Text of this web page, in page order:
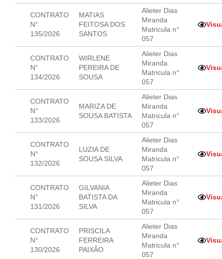
CONTRATO
N°
135/2026
MATIAS
FEITOSA DOS
SANTOS
Alieter Dias
Miranda
Matricula n°
057
CONTRATO
N°
134/2026
WIRLENE
PEREIRA DE
SOUSA
Alieter Dias
Miranda
Matricula n°
057
CONTRATO
N°
133/2026
MARIZA DE
SOUSA BATISTA
Alieter Dias
Miranda
Matricula n°
057
CONTRATO
N°
132/2026
LUZIA DE
SOUSA SILVA
Alieter Dias
Miranda
Matricula n°
057
CONTRATO
N°
131/2026
GILVANIA
BATISTA DA
SILVA
Alieter Dias
Miranda
Matricula n°
057
CONTRATO
N°
130/2026
PRISCILA
FERREIRA
PAIXÃO
Alieter Dias
Miranda
Matricula n°
057